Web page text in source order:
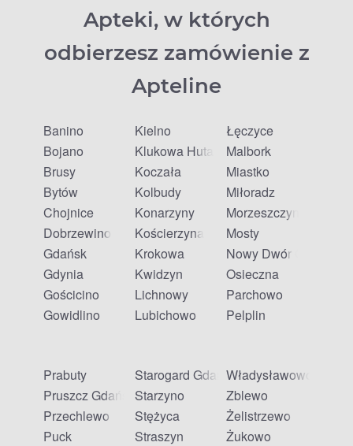
Apteki, w których
odbierzesz zamówienie z
Apteline
Banino
Bojano
Brusy
Bytów
Chojnice
Dobrzewino
Gdańsk
Gdynia
Gościcino
Gowidlino
Kielno
Klukowa Huta
Koczała
Kolbudy
Konarzyny
Kościerzyna
Krokowa
Kwidzyn
Lichnowy
Lubichowo
Łęczyce
Malbork
Miastko
Miłoradz
Morzeszczyn
Mosty
Nowy Dwór Gdański
Osieczna
Parchowo
Pelplin
Prabuty
Pruszcz Gdański
Przechlewo
Puck
Starogard Gdański
Starzyno
Stężyca
Straszyn
Władysławowo
Zblewo
Żelistrzewo
Żukowo